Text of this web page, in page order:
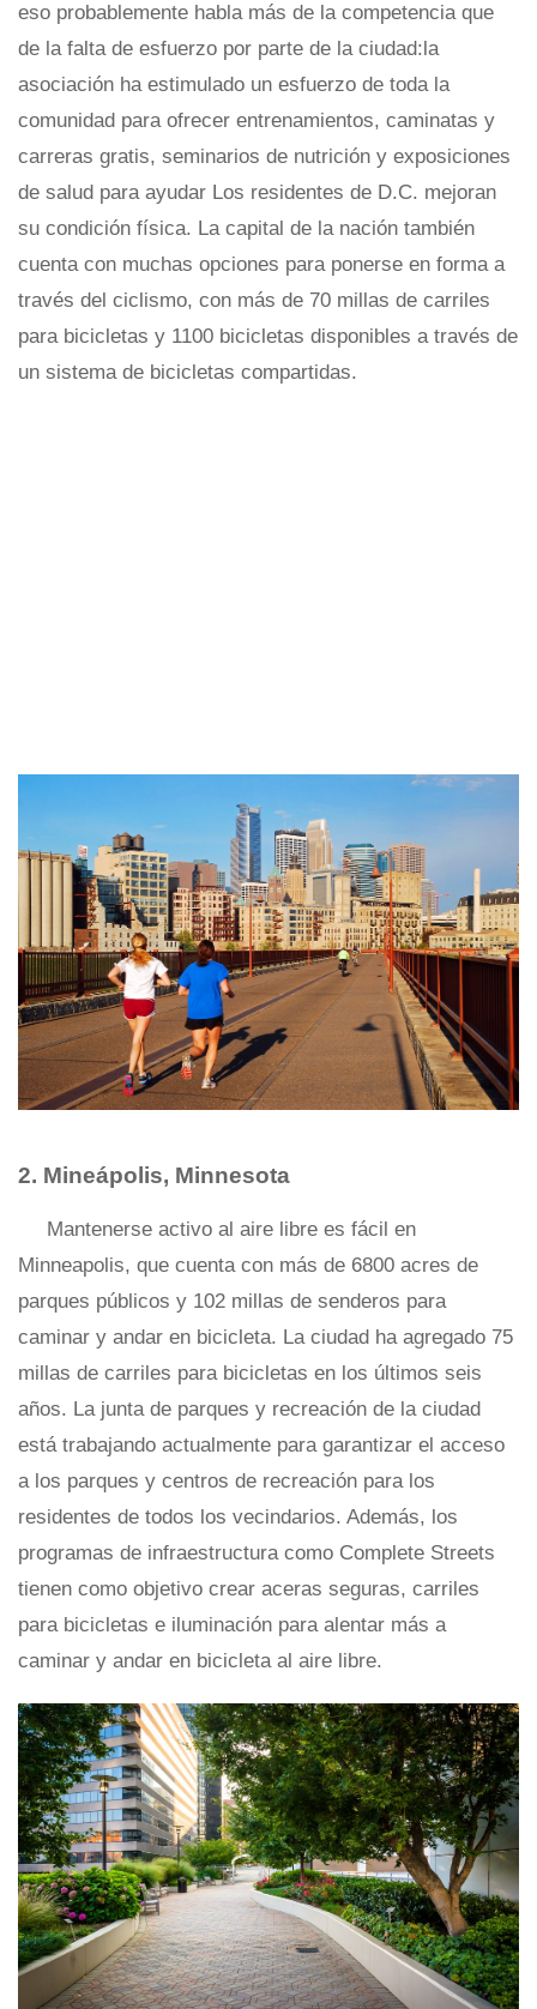
eso probablemente habla más de la competencia que
de la falta de esfuerzo por parte de la ciudad:la
asociación ha estimulado un esfuerzo de toda la
comunidad para ofrecer entrenamientos, caminatas y
carreras gratis, seminarios de nutrición y exposiciones
de salud para ayudar Los residentes de D.C. mejoran
su condición física. La capital de la nación también
cuenta con muchas opciones para ponerse en forma a
través del ciclismo, con más de 70 millas de carriles
para bicicletas y 1100 bicicletas disponibles a través de
un sistema de bicicletas compartidas.
2. Mineápolis, Minnesota
Mantenerse activo al aire libre es fácil en
Minneapolis, que cuenta con más de 6800 acres de
parques públicos y 102 millas de senderos para
caminar y andar en bicicleta. La ciudad ha agregado 75
millas de carriles para bicicletas en los últimos seis
años. La junta de parques y recreación de la ciudad
está trabajando actualmente para garantizar el acceso
a los parques y centros de recreación para los
residentes de todos los vecindarios. Además, los
programas de infraestructura como Complete Streets
tienen como objetivo crear aceras seguras, carriles
para bicicletas e iluminación para alentar más a
caminar y andar en bicicleta al aire libre.